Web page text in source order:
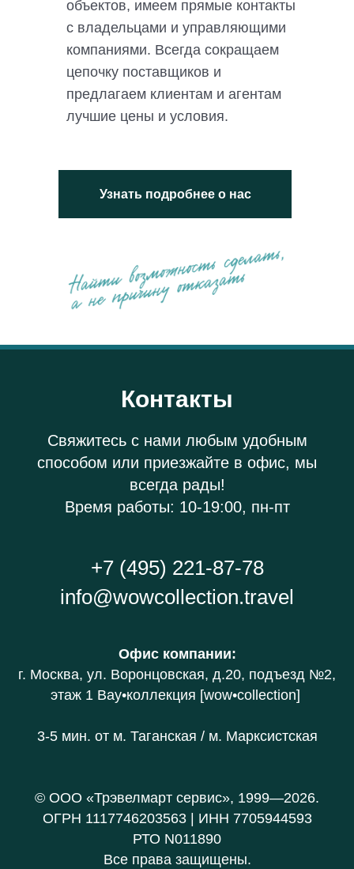
объектов, имеем прямые контакты
с владельцами и управляющими
компаниями. Всегда сокращаем
цепочку поставщиков и
предлагаем клиентам и агентам
лучшие цены и условия.
Узнать подробнее о нас
Контакты
Свяжитесь с нами любым удобным
способом или приезжайте в офис, мы
всегда рады!
Время работы: 10-19:00, пн-пт
+7 (495) 221-87-78
info@wowcollection.travel
Офис компании:
г. Москва, ул. Воронцовская, д.20, подъезд №2,
этаж 1 Вау•коллекция [wow•collection]
3-5 мин. от м. Таганская / м. Марксистская
© ООО «Трэвелмарт сервис», 1999—2026.
ОГРН 1117746203563 | ИНН 7705944593
РТО N011890
Все права защищены.